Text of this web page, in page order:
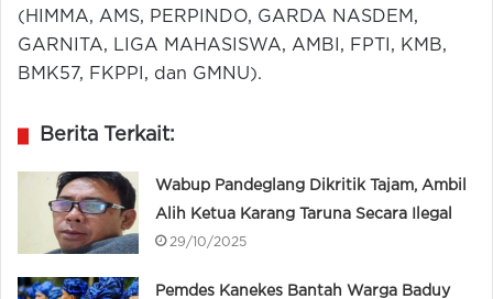
(HIMMA, AMS, PERPINDO, GARDA NASDEM,
GARNITA, LIGA MAHASISWA, AMBI, FPTI, KMB,
BMK57, FKPPI, dan GMNU).
Berita Terkait:
Wabup Pandeglang Dikritik Tajam, Ambil
Alih Ketua Karang Taruna Secara Ilegal
29/10/2025
Pemdes Kanekes Bantah Warga Baduy